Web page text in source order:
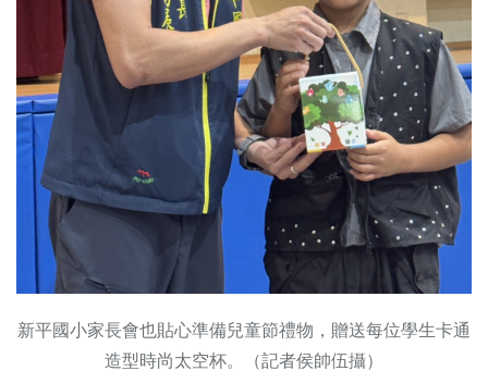
新平國小家長會也貼心準備兒童節禮物，贈送每位學生卡通
造型時尚太空杯。（記者侯帥伍攝）